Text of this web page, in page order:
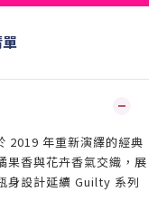
年重新演繹的經典
果香與花卉香氣交織，展
身設計延續 Guilty 系列